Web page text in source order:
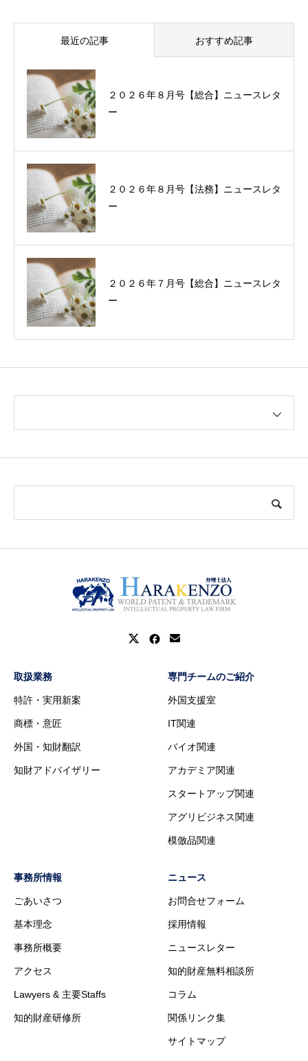
最近の記事 おすすめ記事
２０２６年８月号【総合】ニュースレタ
ー
２０２６年８月号【法務】ニュースレタ
ー
２０２６年７月号【総合】ニュースレタ
ー
取扱業務
特許・実用新案
商標・意匠
外国・知財翻訳
知財アドバイザリー
専門チームのご紹介
外国支援室
IT関連
バイオ関連
アカデミア関連
スタートアップ関連
アグリビジネス関連
模倣品関連
事務所情報
ごあいさつ
基本理念
事務所概要
アクセス
Lawyers & 主要Staffs
知的財産研修所
ニュース
お問合せフォーム
採用情報
ニュースレター
知的財産無料相談所
コラム
関係リンク集
サイトマップ